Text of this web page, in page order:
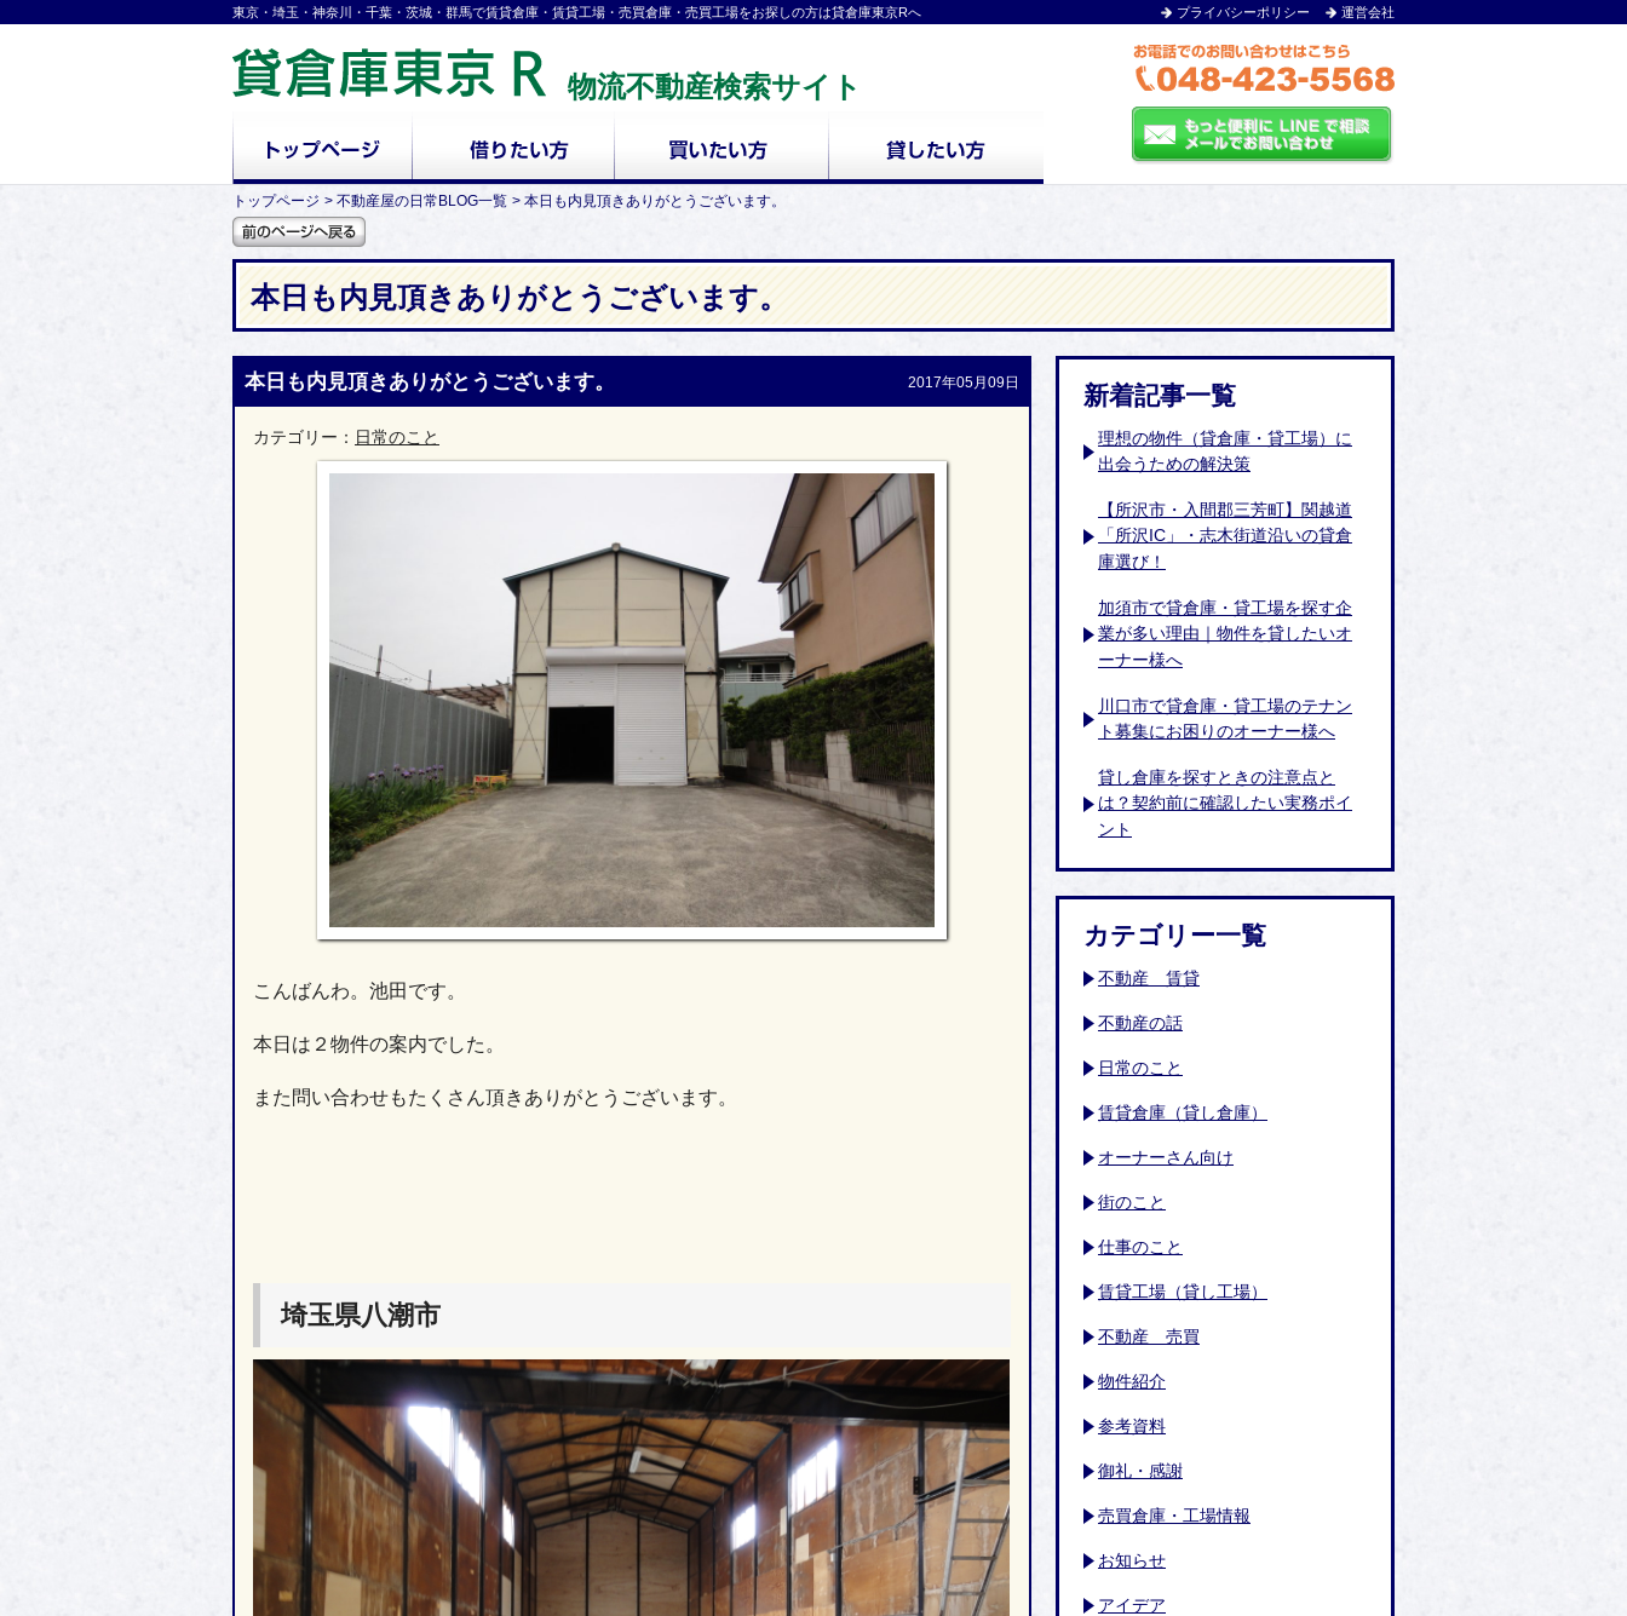
東京・埼玉・神奈川・千葉・茨城・群馬で賃貸倉庫・賃貸工場・売買倉庫・売買工場をお探しの方は貸倉庫東京Rへ プライバシーポリシー 運営会社
物流不動産検索サイト
トップページ 不動産屋の日常BLOG一覧 本日も内見頂きありがとうございます。
本日も内見頂きありがとうございます。
本日も内見頂きありがとうございます。 2017年05月09日
カテゴリー： 日常のこと
こんばんわ。池田です。
本日は２物件の案内でした。
また問い合わせもたくさん頂きありがとうございます。
埼玉県八潮市
新着記事一覧
理想の物件（貸倉庫・貸工場）に
出会うための解決策
【所沢市・入間郡三芳町】関越道
「所沢IC」・志木街道沿いの貸倉
庫選び！
加須市で貸倉庫・貸工場を探す企
業が多い理由｜物件を貸したいオ
ーナー様へ
川口市で貸倉庫・貸工場のテナン
ト募集にお困りのオーナー様へ
貸し倉庫を探すときの注意点と
は？契約前に確認したい実務ポイ
ント
カテゴリー一覧
不動産 賃貸
不動産の話
日常のこと
賃貸倉庫（貸し倉庫）
オーナーさん向け
街のこと
仕事のこと
賃貸工場（貸し工場）
不動産 売買
物件紹介
参考資料
御礼・感謝
売買倉庫・工場情報
お知らせ
アイデア